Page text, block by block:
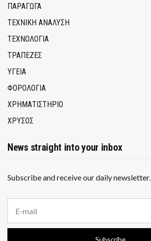
ΠΑΡΑΓΩΓΑ
ΤΕΧΝΙΚΗ ΑΝΑΛΥΣΗ
ΤΕΧΝΟΛΟΓΙΑ
ΤΡΆΠΕΖΕΣ
ΥΓΕΙΑ
ΦΟΡΟΛΟΓΙΑ
ΧΡΗΜΑΤΙΣΤΗΡΙΟ
ΧΡΥΣΟΣ
News straight into your inbox
Subscribe and receive our daily newsletter.
a
i
Subscribe